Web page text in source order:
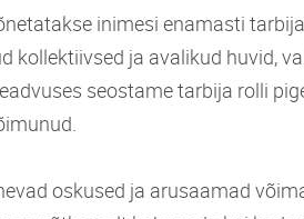
inimesi enamasti
kollektiivsed ja avalikud huvid,
seostame tarbija rolli
oskused ja arusaamad